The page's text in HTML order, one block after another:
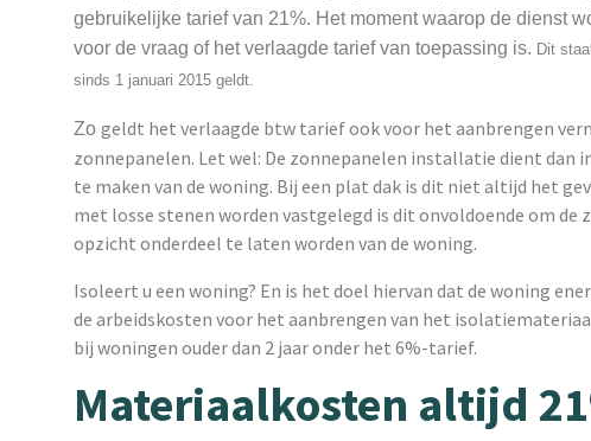
gebruikelijke tarief van 21%. Het moment waarop de dienst
voor de vraag of het verlaagde tarief van toepassing is. Dit
sinds 1 januari 2015 geldt.
Zo geldt het verlaagde btw tarief ook voor het aanbrengen
zonnepanelen. Let wel: De zonnepanelen installatie dient dan
te maken van de woning. Bij een plat dak is dit niet altijd het
met losse stenen worden vastgelegd is dit onvoldoende om de
opzicht onderdeel te laten worden van de woning.
Isoleert u een woning? En is het doel hiervan dat de woning
de arbeidskosten voor het aanbrengen van het
bij woningen ouder dan 2 jaar onder het 6%-tarief.
Materiaalkosten altijd